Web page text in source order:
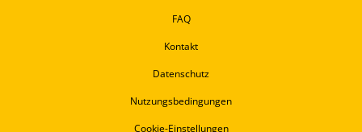
FAQ
Kontakt
Datenschutz
Nutzungsbedingungen
Cookie-Einstellungen